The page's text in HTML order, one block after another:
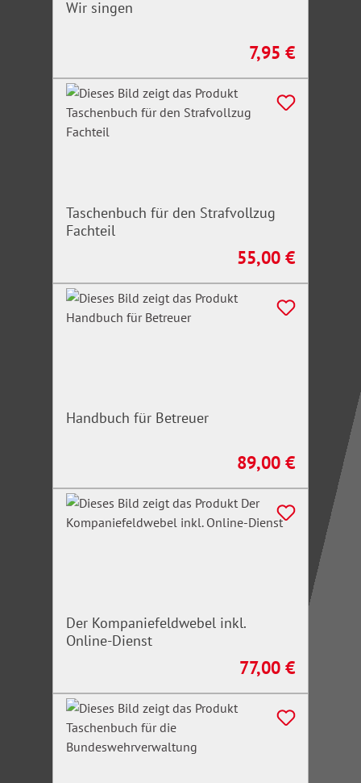
Wir singen
Regulärer Preis:
7,95 €
Taschenbuch für den Strafvollzug
Fachteil
Regulärer Preis:
55,00 €
Handbuch für Betreuer
Regulärer Preis:
89,00 €
Der Kompaniefeldwebel inkl.
Online-Dienst
Regulärer Preis:
77,00 €